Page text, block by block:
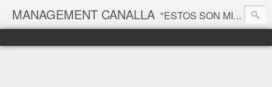
MANAGEMENT CANALLA "ESTOS SON MIS PRINCIPIOS, SI NO LE GUSTAN, TENGO OTROS" Groucho Marx